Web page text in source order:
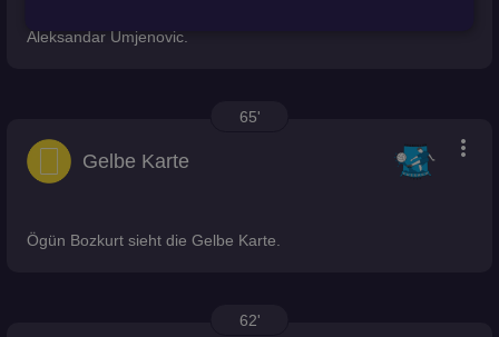
Aleksandar Umjenovic.
65'
Gelbe Karte more_vert
Ögün Bozkurt sieht die Gelbe Karte.
62'